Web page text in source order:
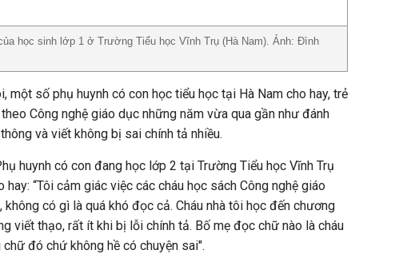
học sinh lớp 1 ở Trường Tiểu học Vĩnh Trụ (Hà Nam). Ảnh: Đình
một số phụ huynh có con học tiểu học tại Hà Nam cho hay, trẻ
Công nghệ giáo dục những năm vừa qua gần như đánh
và viết không bị sai chính tả nhiều.
huynh có con đang học lớp 2 tại Trường Tiểu học Vĩnh Trụ
hay: “Tôi cảm giác việc các cháu học sách Công nghệ giáo
có gì là quá khó đọc cả. Cháu nhà tôi học đến chương
viết thạo, rất ít khi bị lỗi chính tả. Bố mẹ đọc chữ nào là cháu
đó chứ không hề có chuyện sai".